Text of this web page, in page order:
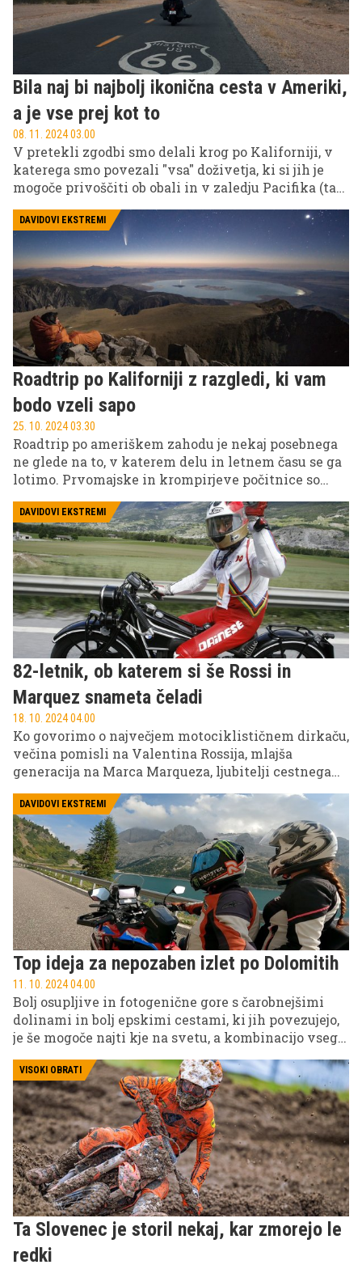
Bila naj bi najbolj ikonična cesta v Ameriki,
a je vse prej kot to
08. 11. 2024 03.00
V pretekli zgodbi smo delali krog po Kaliforniji, v
katerega smo povezali "vsa" doživetja, ki si jih je
mogoče privoščiti ob obali in v zaledju Pacifika (tar
drugačni, najbolj ikonični cesti v Ameriki.
Legendarna "Route 66" na štiri tisoč kilometrih
povezuje Chicago in Los Angeles, prinaša epsko
zgodovino cestnih potovanj, a je vozniško bleda
senca tega, kar na "roadtripu" po ZDA lahko zares
doživimo ...
DAVIDOVI EKSTREMI
Roadtrip po Kaliforniji z razgledi, ki vam
bodo vzeli sapo
25. 10. 2024 03.30
Roadtrip po ameriškem zahodu je nekaj posebnega
ne glede na to, v katerem delu in letnem času se ga
lotimo. Prvomajske in krompirjeve počitnice so
na to, kaj si mislimo o ZDA, osupljiva narava in
pridih daljave odtehtata vse, še posebno v predelu
Visoke Sierre. Mi smo tokrat naredili velik krog
okoli tega fascinantnega pogorja: od Los Angelesa
preko Las Vegasa, jezera Tahoe in San Francisca.
DAVIDOVI EKSTREMI
82-letnik, ob katerem si še Rossi in
Marquez snameta čeladi
18. 10. 2024 04.00
Ko govorimo o največjem motociklističnem dirkaču,
večina pomisli na Valentina Rossija, mlajša
generacija na Marca Marqueza, ljubitelji cestnega
zgodovine svetovnega motociklističnega
prvenstva je Giacomo Agostini. Z 82-letnikom, ki še
vedno sede na motor, smo se pogovarjali na dirki
starodobnikov na Vranskem.
DAVIDOVI EKSTREMI
Top ideja za nepozaben izlet po Dolomitih
11. 10. 2024 04.00
Bolj osupljive in fotogenične gore s čarobnejšimi
dolinami in bolj epskimi cestami, ki jih povezujejo,
je še mogoče najti kje na svetu, a kombinacijo vsega
kar je najlepše – ta rajski svet vozniških in
gorniških doživetij ter izzivov nam je preprosto
dostopen z motorjem in gojzarji v nahrbtniku.
VISOKI OBRATI
Ta Slovenec je storil nekaj, kar zmorejo le
redki